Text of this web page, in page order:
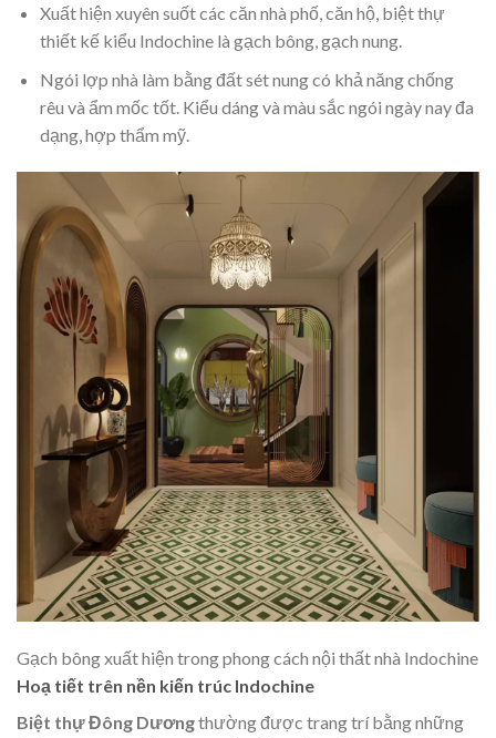
Xuất hiện xuyên suốt các căn nhà phố, căn hộ, biệt thự
thiết kế kiểu Indochine là gạch bông, gạch nung.
Ngói lợp nhà làm bằng đất sét nung có khả năng chống
rêu và ẩm mốc tốt. Kiểu dáng và màu sắc ngói ngày nay đa
dạng, hợp thẩm mỹ.
Gạch bông xuất hiện trong phong cách nội thất nhà Indochine
Hoạ tiết trên nền kiến trúc Indochine
Biệt thự Đông Dươngthường được trang trí bằng những